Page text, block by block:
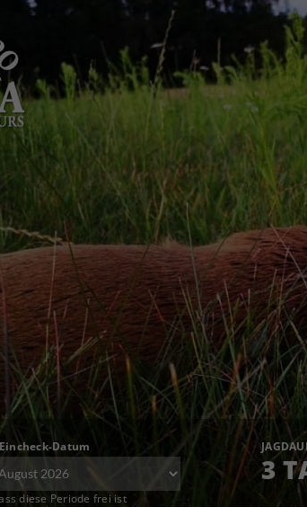
Datum
diese Periode frei ist
3